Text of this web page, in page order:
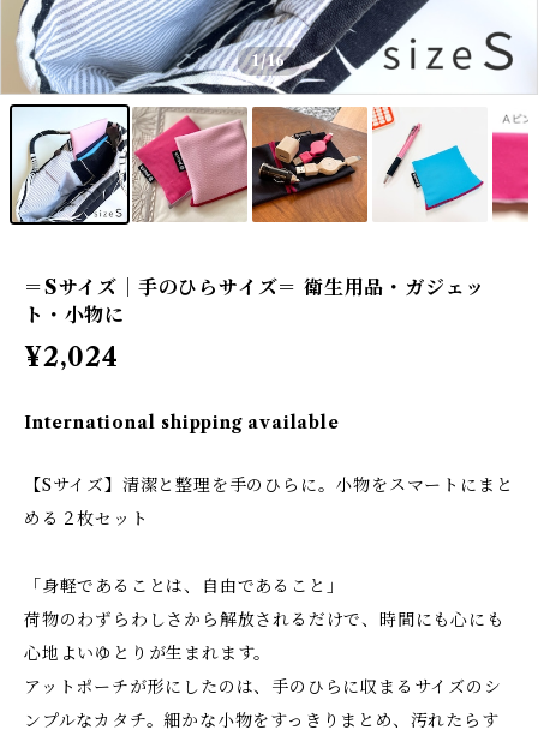
1/16
＝Sサイズ｜手のひらサイズ＝ 衛生用品・ガジェッ
ト・小物に
¥2,024
International shipping available
【Sサイズ】清潔と整理を手のひらに。小物をスマートにまと
める２枚セット
「身軽であることは、自由であること」
荷物のわずらわしさから解放されるだけで、時間にも心にも
心地よいゆとりが生まれます。
アットポーチが形にしたのは、手のひらに収まるサイズのシ
ンプルなカタチ。細かな小物をすっきりまとめ、汚れたらす